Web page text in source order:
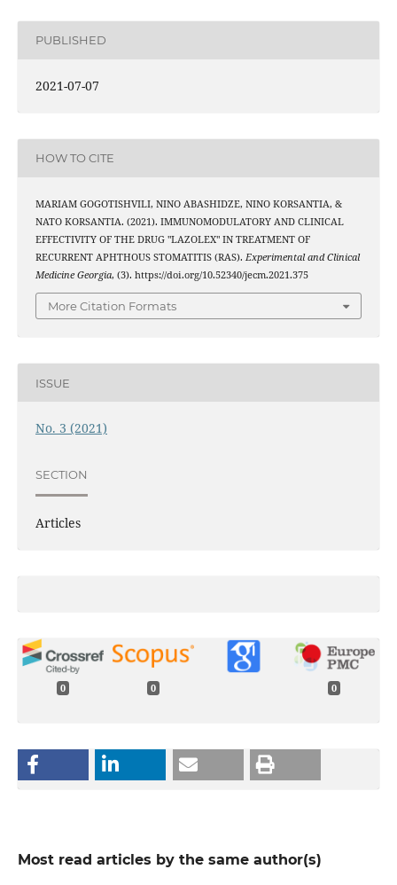
PUBLISHED
2021-07-07
HOW TO CITE
MARIAM GOGOTISHVILI, NINO ABASHIDZE, NINO KORSANTIA, &
NATO KORSANTIA. (2021). IMMUNOMODULATORY AND CLINICAL
EFFECTIVITY OF THE DRUG "LAZOLEX" IN TREATMENT OF
RECURRENT APHTHOUS STOMATITIS (RAS). Experimental and Clinical
Medicine Georgia, (3). https://doi.org/10.52340/jecm.2021.375
More Citation Formats
ISSUE
No. 3 (2021)
SECTION
Articles
0 0 0
Most read articles by the same author(s)